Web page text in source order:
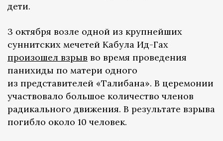
дети.
3 октября возле одной из крупнейших
суннитских мечетей Кабула Ид-Гах
произошел взрыв во время проведения
панихиды по матери одного
из представителей «Талибана». В церемонии
участвовало большое количество членов
радикального движения. В результате взрыва
погибло около 10 человек.